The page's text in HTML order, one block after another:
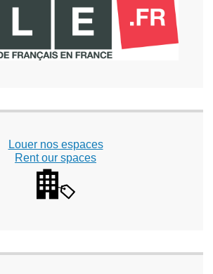
Louer nos espaces
Rent our spaces